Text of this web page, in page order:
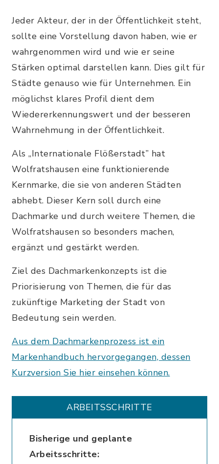
Jeder Akteur, der in der Öffentlichkeit steht,
sollte eine Vorstellung davon haben, wie er
wahrgenommen wird und wie er seine
Stärken optimal darstellen kann. Dies gilt für
Städte genauso wie für Unternehmen. Ein
möglichst klares Profil dient dem
Wiedererkennungswert und der besseren
Wahrnehmung in der Öffentlichkeit.
Als „Internationale Flößerstadt” hat
Wolfratshausen eine funktionierende
Kernmarke, die sie von anderen Städten
abhebt. Dieser Kern soll durch eine
Dachmarke und durch weitere Themen, die
Wolfratshausen so besonders machen,
ergänzt und gestärkt werden.
Ziel des Dachmarkenkonzepts ist die
Priorisierung von Themen, die für das
zukünftige Marketing der Stadt von
Bedeutung sein werden.
Aus dem Dachmarkenprozess ist ein
Markenhandbuch hervorgegangen, dessen
Kurzversion Sie hier einsehen können.
ARBEITSSCHRITTE
Bisherige und geplante
Arbeitsschritte: